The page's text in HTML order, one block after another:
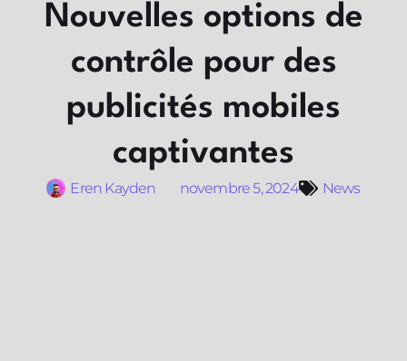
Nouvelles options de
contrôle pour des
publicités mobiles
captivantes
Eren Kayden novembre 5, 2024 News